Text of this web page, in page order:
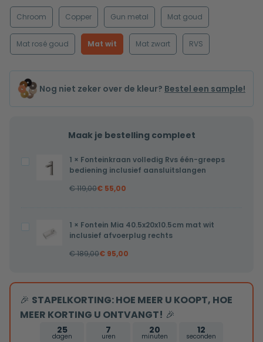
Chroom Copper Gun metal Mat goud
Mat rosé goud Mat wit Mat zwart RVS
Nog niet zeker over de kleur? Bestel een sample!
Maak je bestelling compleet
Fonteinkraan
volledig
bediening
1 × Fonteinkraan volledig Rvs één-greeps
bediening inclusief aansluitslangen
€119,00€ 55,00
Fontein
Mia
40.5x20x10.5cm
wit
inclusief
afvoerplug
rechts
1 × Fontein Mia 40.5x20x10.5cm mat wit
inclusief afvoerplug rechts
€189,00€ 95,00
🎉 STAPELKORTING: HOE MEER U KOOPT, HOE
MEER KORTING U ONTVANGT! 🎉
25
dagen
7
uren
20
minuten
12
seconden